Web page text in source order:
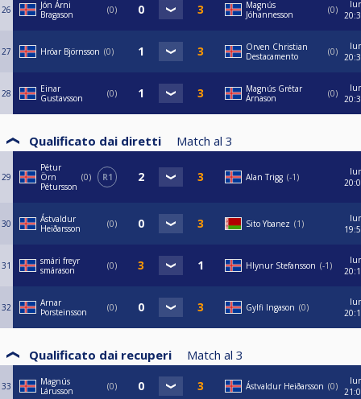
26
Jón Árni
Bragason
0
Magnús
Jóhannesson
0
27 Hróar Björnsson 0
Orven Christian
Destacamento
0
28
Einar
Gustavsson
0
Magnús Grétar
Árnason
0
Qualificato dai diretti Match al 3
29
Pétur
Örn
Pétursson
0 R1 Alan Trigg -1
30
Ástvaldur
Heiðarsson
0 Sito Ybanez 1
31
smári freyr
smárason
0 Hlynur Stefansson -1
32
Arnar
Þorsteinsson
0 Gylfi Ingason 0
Qualificato dai recuperi Match al 3
33
Magnús
Lárusson
0 Ástvaldur Heiðarsson 0